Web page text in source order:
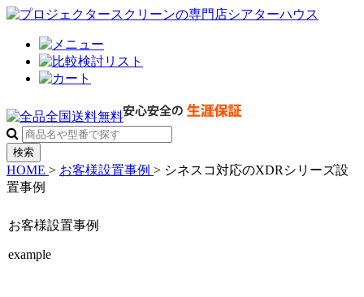
検索
HOME > お客様設置事例 > シネスコ対応のXDRシリーズ設
置事例
お客様設置事例
example